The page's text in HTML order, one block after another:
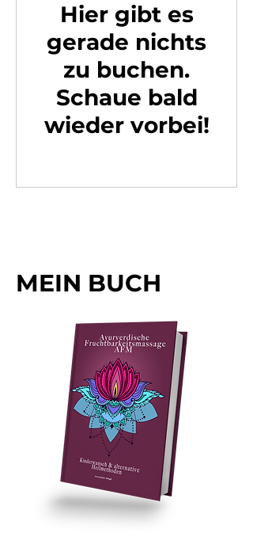
Hier gibt es
gerade nichts
zu buchen.
Schaue bald
wieder vorbei!
MEIN BUCH